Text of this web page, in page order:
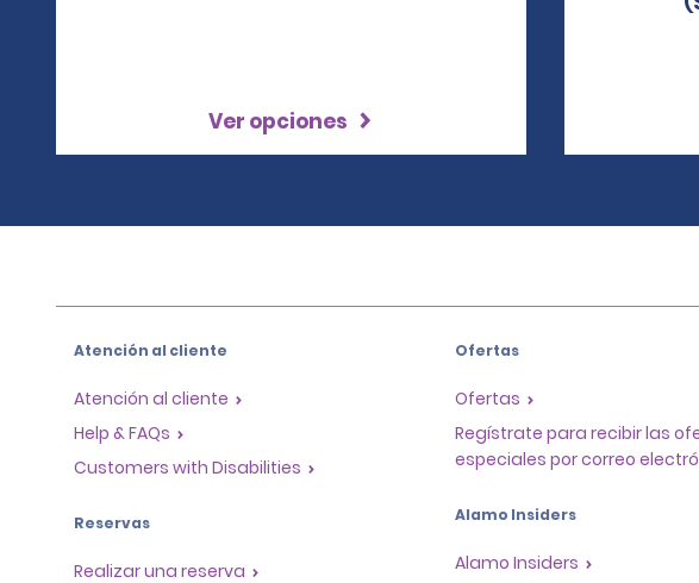
Ver opciones
Atención al cliente
Atención al cliente
Help & FAQs
Customers with Disabilities
Reservas
Realizar una reserva
Ofertas
Ofertas
Regístrate para recibir las
especiales por correo
Alamo Insiders
Alamo Insiders